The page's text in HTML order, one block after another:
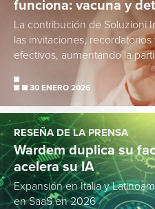
funciona: vacuna y
La contribución de Soluzioni
las invitaciones,
efectivos, aumentando la
30 ENERO 2026
RESEÑA DE LA PRENSA
Wardem duplica su
acelera su IA
Expansión en Italia y
en SaaS en 2026